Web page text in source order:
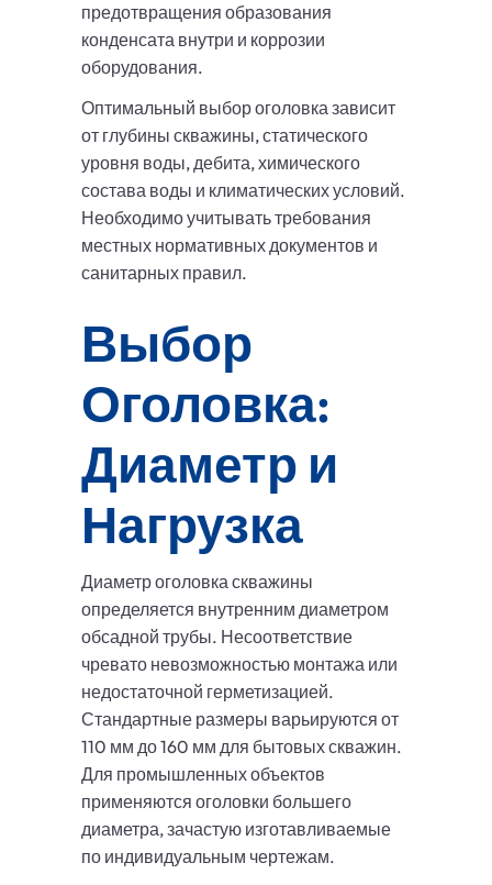
предотвращения образования
конденсата внутри и коррозии
оборудования.
Оптимальный выбор оголовка зависит
от глубины скважины, статического
уровня воды, дебита, химического
состава воды и климатических условий.
Необходимо учитывать требования
местных нормативных документов и
санитарных правил.
Выбор
Оголовка:
Диаметр и
Нагрузка
Диаметр оголовка скважины
определяется внутренним диаметром
обсадной трубы. Несоответствие
чревато невозможностью монтажа или
недостаточной герметизацией.
Стандартные размеры варьируются от
110 мм до 160 мм для бытовых скважин.
Для промышленных объектов
применяются оголовки большего
диаметра, зачастую изготавливаемые
по индивидуальным чертежам.